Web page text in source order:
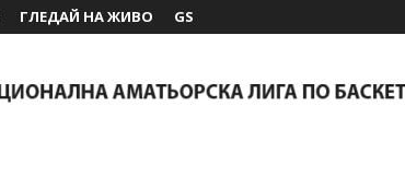
ГЛЕДАЙ НА ЖИВО GS